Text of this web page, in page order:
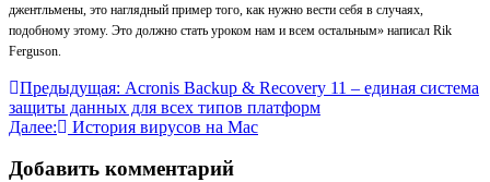
джентльмены, это наглядный пример того, как нужно вести себя в случаях,
подобному этому. Это должно стать уроком нам и всем остальным» написал Rik
Ferguson.
Навигация
по
Предыдущая: Acronis Backup & Recovery 11 – единая система
защиты данных для всех типов платформ
Далее:
История вирусов на Mac
Добавить комментарий